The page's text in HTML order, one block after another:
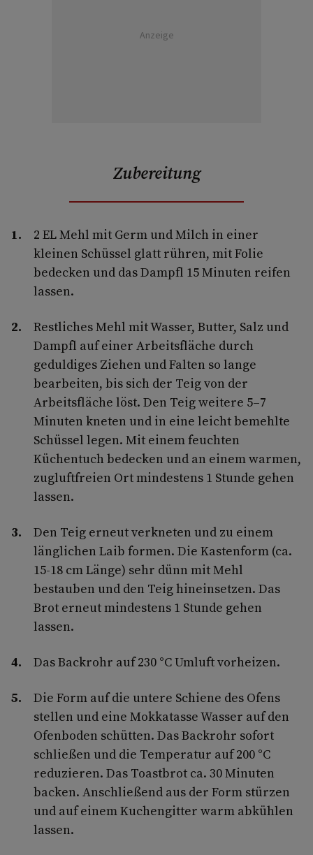
Anzeige
Zubereitung
2 EL Mehl mit Germ und Milch in einer
kleinen Schüssel glatt rühren, mit Folie
bedecken und das Dampfl 15 Minuten reifen
lassen.
Restliches Mehl mit Wasser, Butter, Salz und
Dampfl auf einer Arbeitsfläche durch
geduldiges Ziehen und Falten so lange
bearbeiten, bis sich der Teig von der
Arbeitsfläche löst. Den Teig weitere 5–7
Minuten kneten und in eine leicht bemehlte
Schüssel legen. Mit einem feuchten
Küchentuch bedecken und an einem warmen,
zugluftfreien Ort mindestens 1 Stunde gehen
lassen.
Den Teig erneut verkneten und zu einem
länglichen Laib formen. Die Kastenform (ca.
15-18 cm Länge) sehr dünn mit Mehl
bestauben und den Teig hineinsetzen. Das
Brot erneut mindestens 1 Stunde gehen
lassen.
Das Backrohr auf 230 °C Umluft vorheizen.
Die Form auf die untere Schiene des Ofens
stellen und eine Mokkatasse Wasser auf den
Ofenboden schütten. Das Backrohr sofort
schließen und die Temperatur auf 200 °C
reduzieren. Das Toastbrot ca. 30 Minuten
backen. Anschließend aus der Form stürzen
und auf einem Kuchengitter warm abkühlen
lassen.